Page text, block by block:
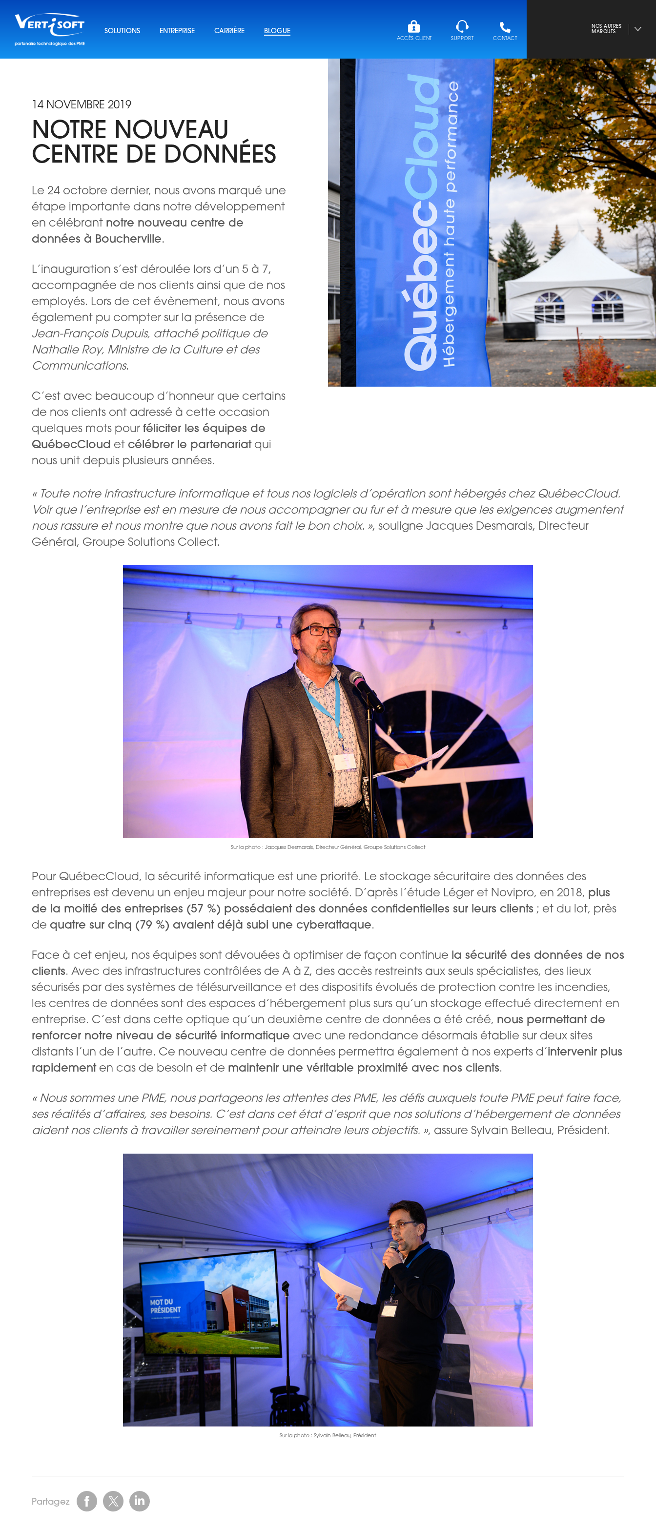
content
SOLUTIONS ENTREPRISE CARRIÈRE BLOGUE
ACCÈS CLIENT SUPPORT CONTACT
NOS AUTRES
MARQUES
14 NOVEMBRE 2019
NOTRE NOUVEAU
CENTRE DE DONNÉES
Le 24 octobre dernier, nous avons marqué une
étape importante dans notre développement
en célébrant notre nouveau centre de
données à Boucherville.
L’inauguration s’est déroulée lors d’un 5 à 7,
accompagnée de nos clients ainsi que de nos
employés. Lors de cet évènement, nous avons
également pu compter sur la présence de
Jean-François Dupuis, attaché politique de
Nathalie Roy, Ministre de la Culture et des
Communications.
C’est avec beaucoup d’honneur que certains
de nos clients ont adressé à cette occasion
quelques mots pour féliciter les équipes de
QuébecCloud et célébrer le partenariatqui
nous unit depuis plusieurs années.
« Toute notre infrastructure informatique et tous nos logiciels d’opération sont hébergés chez QuébecCloud.
Voir que l’entreprise est en mesure de nous accompagner au fur et à mesure que les exigences augmentent
nous rassure et nous montre que nous avons fait le bon choix. », souligne Jacques Desmarais, Directeur
Général, Groupe Solutions Collect.
Sur la photo : Jacques Desmarais, Directeur Général, Groupe Solutions Collect
Pour QuébecCloud, la sécurité informatique est une priorité. Le stockage sécuritaire des données des
entreprises est devenu un enjeu majeur pour notre société. D’après l’étude Léger et Novipro, en 2018, plus
de la moitié des entreprises (57 %) possédaient des données confidentielles sur leurs clients ; et du lot, près
de quatre sur cinq (79 %) avaient déjà subi une cyberattaque.
Face à cet enjeu, nos équipes sont dévouées à optimiser de façon continue la sécurité des données de nos
clients. Avec des infrastructures contrôlées de A à Z, des accès restreints aux seuls spécialistes, des lieux
sécurisés par des systèmes de télésurveillance et des dispositifs évolués de protection contre les incendies,
les centres de données sont des espaces d’hébergement plus surs qu’un stockage effectué directement en
entreprise. C’est dans cette optique qu’un deuxième centre de données a été créé, nous permettant de
renforcer notre niveau de sécurité informatique avec une redondance désormais établie sur deux sites
distants l’un de l’autre. Ce nouveau centre de données permettra également à nos experts d’ intervenir plus
rapidementen cas de besoin et de maintenir une véritable proximité avec nos clients.
« Nous sommes une PME, nous partageons les attentes des PME, les défis auxquels toute PME peut faire face,
ses réalités d’affaires, ses besoins. C’est dans cet état d’esprit que nos solutions d’hébergement de données
aident nos clients à travailler sereinement pour atteindre leurs objectifs. », assure Sylvain Belleau, Président.
Sur la photo : Sylvain Belleau, Président
Partagez Facebook
X Linkedin